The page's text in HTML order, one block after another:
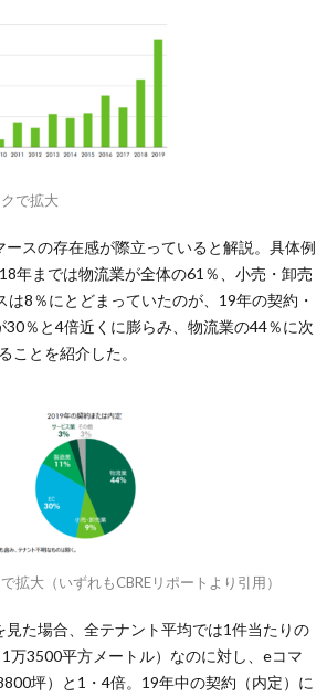
で拡大
ースの存在感が際立っていると解説。具体例
年までは物流業が全体の61％、小売・卸売
8％にとどまっていたのが、19年の契約・
30％と4倍近くに膨らみ、物流業の44％に次
ことを紹介した。
拡大（いずれもCBREリポートより引用）
た場合、全テナント平均では1件当たりの
万3500平方メートル）なのに対し、eコマ
坪）と1・4倍。19年中の契約（内定）に